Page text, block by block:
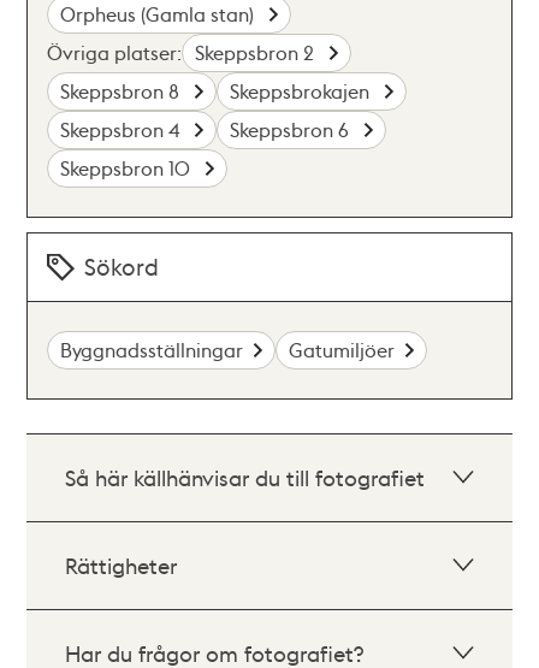
Orpheus (Gamla stan)
Övriga platser: Skeppsbron 2
Skeppsbron 8
Skeppsbrokajen
Skeppsbron 4
Skeppsbron 6
Skeppsbron 10
Sökord
Byggnadsställningar Gatumiljöer
Så här källhänvisar du till fotografiet
Rättigheter
Har du frågor om fotografiet?